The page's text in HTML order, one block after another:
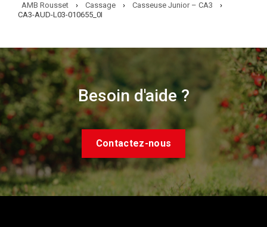
AMB Rousset › Cassage › Casseuse Junior – CA3
›
CA3-AUD-L03-010655_0I
Besoin d'aide ?
Contactez-nous